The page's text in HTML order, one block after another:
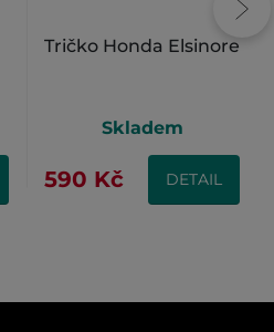
Tričko Honda Elsinore
Skladem
590 Kč DETAIL